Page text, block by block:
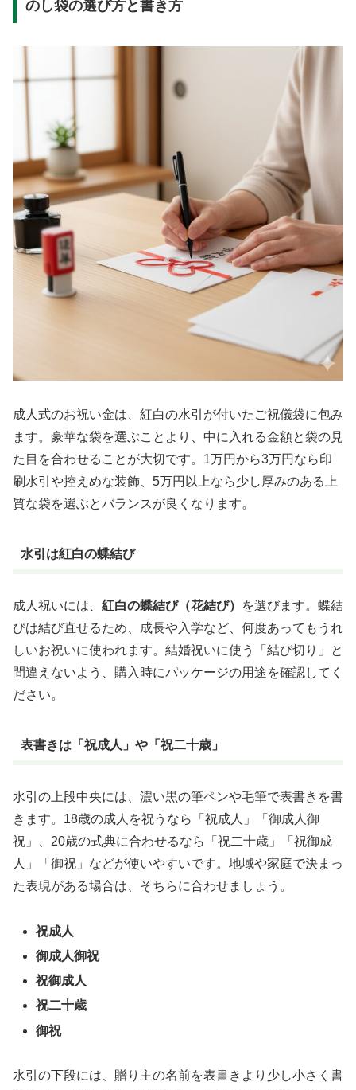
のし袋の選び方と書き方
成人式のお祝い金は、紅白の水引が付いたご祝儀袋に包み
ます。豪華な袋を選ぶことより、中に入れる金額と袋の見
た目を合わせることが大切です。1万円から3万円なら印
刷水引や控えめな装飾、5万円以上なら少し厚みのある上
質な袋を選ぶとバランスが良くなります。
水引は紅白の蝶結び
成人祝いには、 紅白の蝶結び（花結び）
を選びます。蝶結
びは結び直せるため、成長や入学など、何度あってもうれ
しいお祝いに使われます。結婚祝いに使う「結び切り」と
間違えないよう、購入時にパッケージの用途を確認してく
ださい。
表書きは「祝成人」や「祝二十歳」
水引の上段中央には、濃い黒の筆ペンや毛筆で表書きを書
きます。18歳の成人を祝うなら「祝成人」「御成人御
祝」、20歳の式典に合わせるなら「祝二十歳」「祝御成
人」「御祝」などが使いやすいです。地域や家庭で決まっ
た表現がある場合は、そちらに合わせましょう。
祝成人
御成人御祝
祝御成人
祝二十歳
御祝
水引の下段には、贈り主の名前を表書きより少し小さく書